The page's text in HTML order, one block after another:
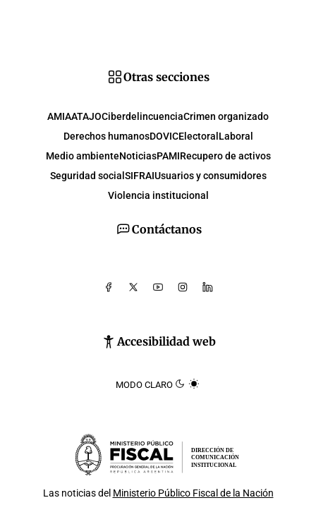
Contáctanos
Accesibilidad web
MODO CLARO
Otras secciones
AMIAATAJOCiberdelincuenciaCrimen organizado
Derechos humanosDOVICElectoral Laboral
Medio ambienteNoticiasPAMIRecupero de activos
Seguridad social SIFRAIUsuarios y consumidores
Violencia institucional
DIRECCIÓN DE
COMUNICACIÓN
INSTITUCIONAL
Las noticias del Ministerio Público Fiscal de la Nación